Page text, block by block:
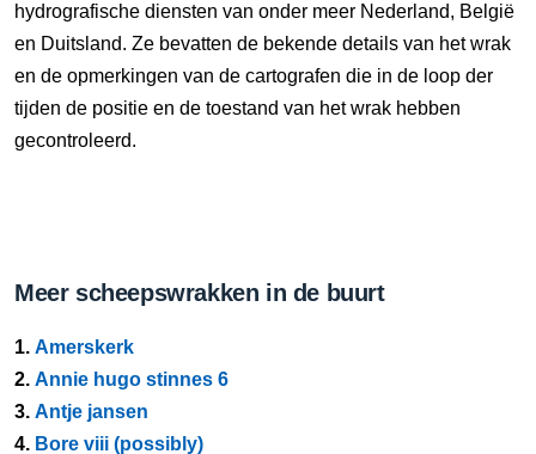
hydrografische diensten van onder meer Nederland, België
en Duitsland. Ze bevatten de bekende details van het wrak
en de opmerkingen van de cartografen die in de loop der
tijden de positie en de toestand van het wrak hebben
gecontroleerd.
Meer scheepswrakken in de buurt
1. Amerskerk
2. Annie hugo stinnes 6
3. Antje jansen
4. Bore viii (possibly)